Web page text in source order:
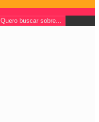
Quero buscar sobre...